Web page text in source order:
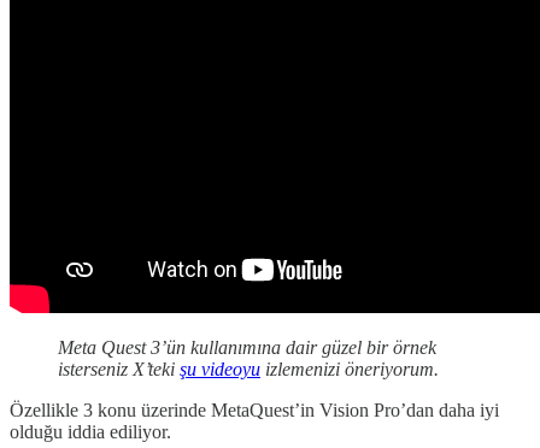
Meta Quest 3’ün kullanımına dair güzel bir örnek
isterseniz X’teki şu videoyu izlemenizi öneriyorum.
Özellikle 3 konu üzerinde MetaQuest’in Vision Pro’dan daha iyi
olduğu iddia ediliyor.